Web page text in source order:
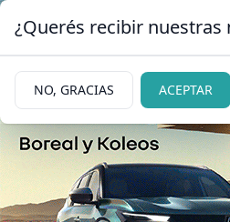
07/06/2026
¿Querés recibir nuestras
NO, GRACIAS ACEPTAR